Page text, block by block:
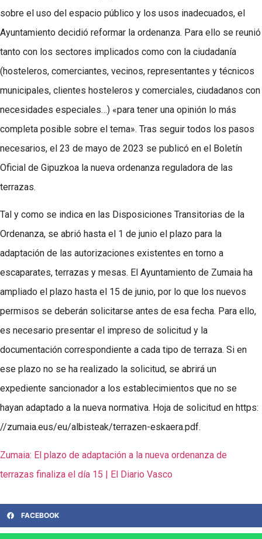
sobre el uso del espacio público y los usos inadecuados, el
Ayuntamiento decidió reformar la ordenanza. Para ello se reunió
tanto con los sectores implicados como con la ciudadanía
(hosteleros, comerciantes, vecinos, representantes y técnicos
municipales, clientes hosteleros y comerciales, ciudadanos con
necesidades especiales…) «para tener una opinión lo más
completa posible sobre el tema». Tras seguir todos los pasos
necesarios, el 23 de mayo de 2023 se publicó en el Boletín
Oficial de Gipuzkoa la nueva ordenanza reguladora de las
terrazas.
Tal y como se indica en las Disposiciones Transitorias de la
Ordenanza, se abrió hasta el 1 de junio el plazo para la
adaptación de las autorizaciones existentes en torno a
escaparates, terrazas y mesas. El Ayuntamiento de Zumaia ha
ampliado el plazo hasta el 15 de junio, por lo que los nuevos
permisos se deberán solicitarse antes de esa fecha. Para ello,
es necesario presentar el impreso de solicitud y la
documentación correspondiente a cada tipo de terraza. Si en
ese plazo no se ha realizado la solicitud, se abrirá un
expediente sancionador a los establecimientos que no se
hayan adaptado a la nueva normativa. Hoja de solicitud en https:
//zumaia.eus/eu/albisteak/terrazen-eskaera.pdf.
Zumaia: El plazo de adaptación a la nueva ordenanza de
terrazas finaliza el día 15 | El Diario Vasco
FACEBOOK